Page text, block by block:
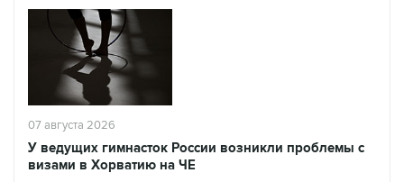
07 августа 2026
У ведущих гимнасток России возникли проблемы с
визами в Хорватию на ЧЕ
Читать подробнее